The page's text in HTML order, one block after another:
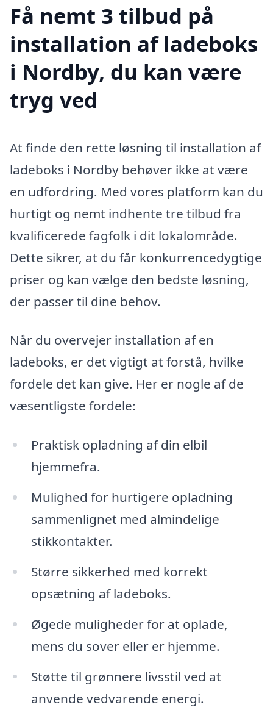
Få nemt 3 tilbud på
installation af ladeboks
i Nordby, du kan være
tryg ved
At finde den rette løsning til installation af
ladeboks i Nordby behøver ikke at være
en udfordring. Med vores platform kan du
hurtigt og nemt indhente tre tilbud fra
kvalificerede fagfolk i dit lokalområde.
Dette sikrer, at du får konkurrencedygtige
priser og kan vælge den bedste løsning,
der passer til dine behov.
Når du overvejer installation af en
ladeboks, er det vigtigt at forstå, hvilke
fordele det kan give. Her er nogle af de
væsentligste fordele:
Praktisk opladning af din elbil
hjemmefra.
Mulighed for hurtigere opladning
sammenlignet med almindelige
stikkontakter.
Større sikkerhed med korrekt
opsætning af ladeboks.
Øgede muligheder for at oplade,
mens du sover eller er hjemme.
Støtte til grønnere livsstil ved at
anvende vedvarende energi.